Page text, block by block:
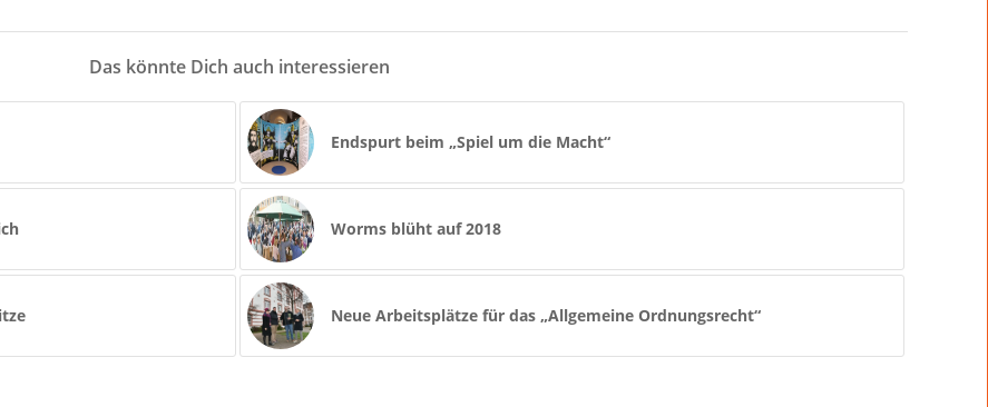
Das könnte Dich auch interessieren
Endspurt beim „Spiel um die Macht“
Worms blüht auf 2018
Neue Arbeitsplätze für das „Allgemeine Ordnungsrecht“